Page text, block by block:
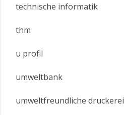
technische informatik
thm
u profil
umweltbank
umweltfreundliche druckerei